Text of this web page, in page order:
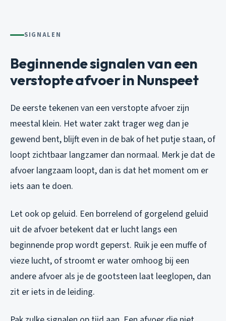
SIGNALEN
Beginnende signalen van een
verstopte afvoer in Nunspeet
De eerste tekenen van een verstopte afvoer zijn
meestal klein. Het water zakt trager weg dan je
gewend bent, blijft even in de bak of het putje staan, of
loopt zichtbaar langzamer dan normaal. Merk je dat de
afvoer langzaam loopt, dan is dat het moment om er
iets aan te doen.
Let ook op geluid. Een borrelend of gorgelend geluid
uit de afvoer betekent dat er lucht langs een
beginnende prop wordt geperst. Ruik je een muffe of
vieze lucht, of stroomt er water omhoog bij een
andere afvoer als je de gootsteen laat leeglopen, dan
zit er iets in de leiding.